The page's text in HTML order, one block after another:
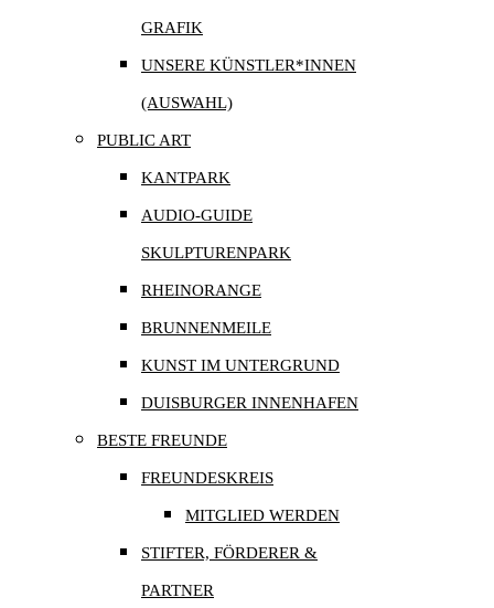
GRAFIK
UNSERE KÜNSTLER*INNEN
(AUSWAHL)
PUBLIC ART
KANTPARK
AUDIO-GUIDE
SKULPTURENPARK
RHEINORANGE
BRUNNENMEILE
KUNST IM UNTERGRUND
DUISBURGER INNENHAFEN
BESTE FREUNDE
FREUNDESKREIS
MITGLIED WERDEN
STIFTER, FÖRDERER &
PARTNER